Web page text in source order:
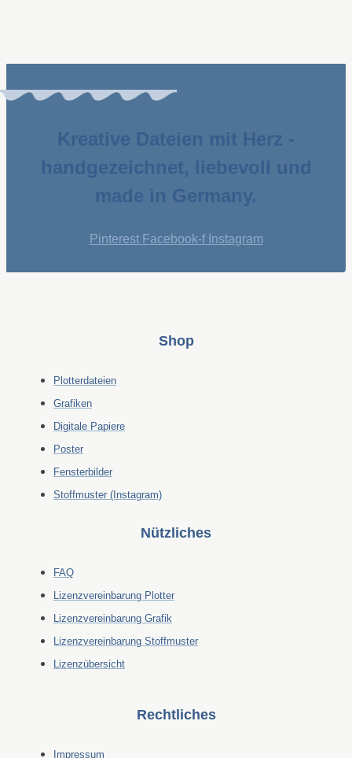
Kreative Dateien mit Herz -
handgezeichnet, liebevoll und
made in Germany.
Pinterest Facebook-f Instagram
Shop
Plotterdateien
Grafiken
Digitale Papiere
Poster
Fensterbilder
Stoffmuster (Instagram)
Nützliches
FAQ
Lizenzvereinbarung Plotter
Lizenzvereinbarung Grafik
Lizenzvereinbarung Stoffmuster
Lizenzübersicht
Rechtliches
Impressum